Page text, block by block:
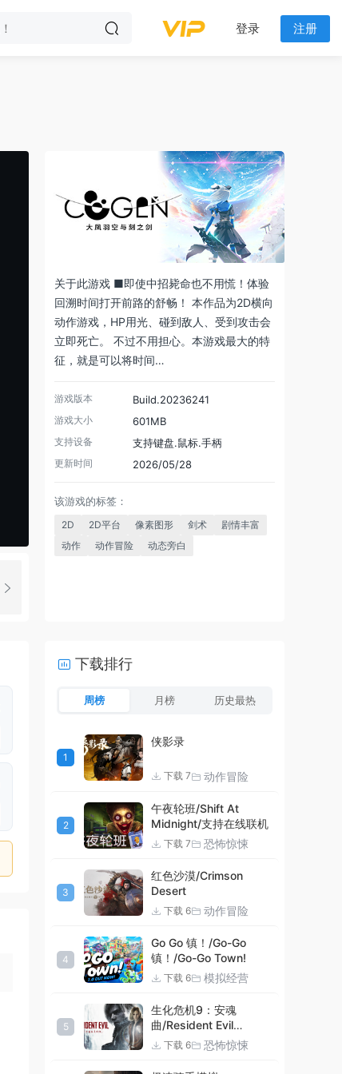
登录 注册
关于此游戏 ■即使中招毙命也不用慌！体验
回溯时间打开前路的舒畅！ 本作品为2D横向
动作游戏，HP用光、碰到敌人、受到攻击会
立即死亡。 不过不用担心。本游戏最大的特
征，就是可以将时间…
游戏版本 Build.20236241
游戏大小 601MB
支持设备 支持键盘.鼠标.手柄
更新时间 2026/05/28
该游戏的标签：
2D 2D平台 像素图形 剑术
剧情丰富
动作
动作冒险 动态旁白
下载排行
周榜 月榜 历史最热
1
侠影录
下载 7 动作冒险
2
午夜轮班/Shift At
Midnight/支持在线联机
下载 7 恐怖惊悚
3
红色沙漠/Crimson
Desert
下载 6 动作冒险
4
Go Go 镇！/Go-Go
镇！/Go-Go Town!
下载 6 模拟经营
5
生化危机9：安魂
曲/Resident Evil
Requiem
下载 6 恐怖惊悚